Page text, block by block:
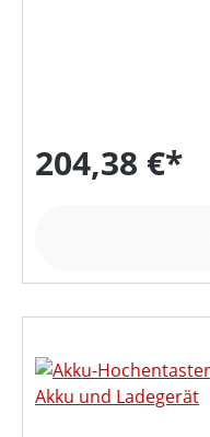
204,38 €*